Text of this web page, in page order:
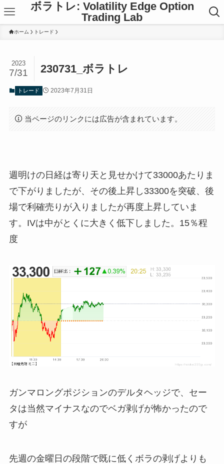
ボラトレ: Volatility Edge Option
Trading Lab
ホーム トレード
230731_ボラトレ
2023
7/31
トレード 2023年7月31日
当ページのリンクには広告が含まれています。
週明けの日経は寄り天と見せかけて33000あたりま
で下がりましたが、その後上昇し33300を突破、後
場で利確売りが入りましたが再度上昇していま
す。IVは中がとくに大きく低下しました。15％程
度
ガンマロングポジションのデルタヘッジで、セー
タは当然マイナスなのでベガ剥げが怖かったので
すが
先週の金曜日の段階で既に低くボラの剥げよりも